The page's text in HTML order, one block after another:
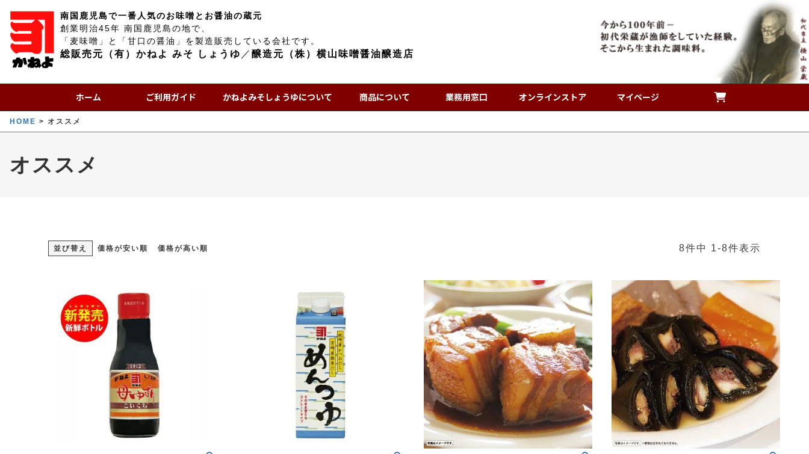
南国鹿児島で一番人気のお味噌とお醤油の蔵元
創業明治45年 南国鹿児島の地で、
「麦味噌」と「甘口の醤油」を製造販売している会社です。
総販売元（有）かねよ みそ しょうゆ ／ 醸造元（株）横山味噌醤油醸造店
ホーム ご利用ガイド かねよみそしょうゆについて 商品について 業務用窓口 オンラインストア マイページ
HOME オススメ
オススメ
並び替え 価格が安い順 価格が高い順 8件中 1-8件表示